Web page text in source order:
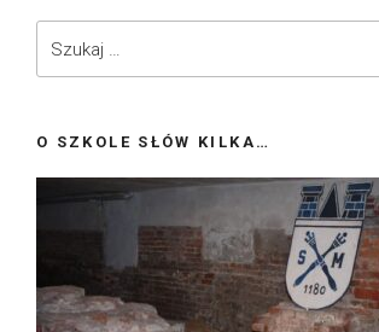
O SZKOLE SŁÓW KILKA…